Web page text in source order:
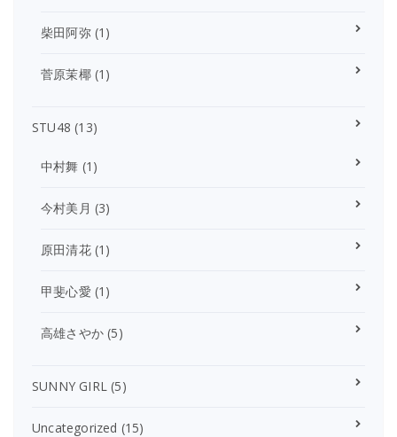
柴田阿弥(1)
菅原茉椰(1)
STU48 (13)
中村舞 (1)
今村美月 (3)
原田清花(1)
甲斐心愛 (1)
高雄さやか (5)
SUNNY GIRL (5)
Uncategorized (15)